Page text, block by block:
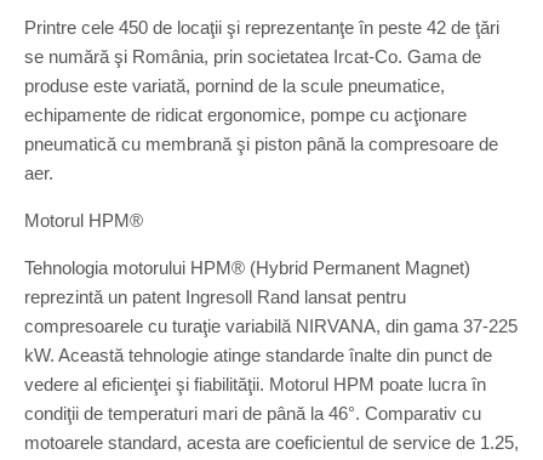
Printre cele 450 de locaţii şi reprezentanţe în peste 42 de ţări
se numără şi România, prin societatea Ircat-Co. Gama de
produse este variată, pornind de la scule pneumatice,
echipamente de ridicat ergonomice, pompe cu acţionare
pneumatică cu membrană şi piston până la compresoare de
aer.
Motorul HPM®
Tehnologia motorului HPM® (Hybrid Permanent Magnet)
reprezintă un patent Ingresoll Rand lansat pentru
compresoarele cu turaţie variabilă NIRVANA, din gama 37-225
kW. Această tehnologie atinge standarde înalte din punct de
vedere al eficienţei şi fiabilităţii. Motorul HPM poate lucra în
condiţii de temperaturi mari de până la 46°. Comparativ cu
motoarele standard, acesta are coeficientul de service de 1.25,